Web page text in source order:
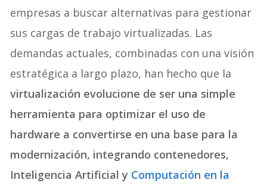
empresas a buscar alternativas para gestionar
sus cargas de trabajo virtualizadas. Las
demandas actuales, combinadas con una visión
estratégica a largo plazo, han hecho que la
virtualización evolucione de ser una simple
herramienta para optimizar el uso de
hardware a convertirse en una base para la
modernización, integrando contenedores,
Inteligencia Artificial y Computación en la